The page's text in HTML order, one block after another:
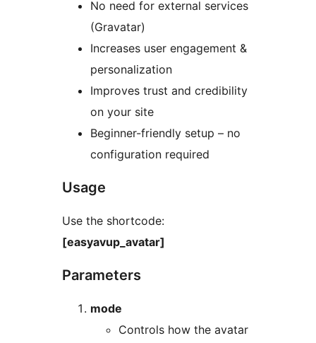
No need for external services
(Gravatar)
Increases user engagement &
personalization
Improves trust and credibility
on your site
Beginner-friendly setup – no
configuration required
Usage
Use the shortcode:
[easyavup_avatar]
Parameters
mode
Controls how the avatar